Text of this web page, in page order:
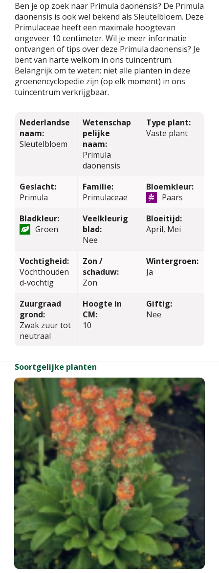
Ben je op zoek naar Primula daonensis? De Primula
daonensis is ook wel bekend als Sleutelbloem. Deze
Primulaceae heeft een maximale hoogtevan
ongeveer 10 centimeter. Wil je meer informatie
ontvangen of tips over deze Primula daonensis? Je
bent van harte welkom in ons tuincentrum.
Belangrijk om te weten: niet alle planten in deze
groenencyclopedie zijn (op elk moment) in ons
tuincentrum verkrijgbaar.
Nederlandse
naam:
Sleutelbloem
Wetenschap
pelijke
naam:
Primula
daonensis
Type plant:
Vaste plant
Geslacht:
Primula
Familie:
Primulaceae
Bloemkleur:
Paars
Bladkleur:
Groen
Veelkleurig
blad:
Nee
Bloeitijd:
April, Mei
Vochtigheid:
Vochthouden
d-vochtig
Zon /
schaduw:
Zon
Wintergroen:
Ja
Zuurgraad
grond:
Zwak zuur tot
neutraal
Hoogte in
CM:
10
Giftig:
Nee
Soortgelijke planten